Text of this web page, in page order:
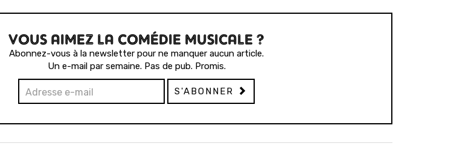
VOUS AIMEZ LA COMÉDIE MUSICALE ?
Abonnez-vous à la newsletter pour ne manquer aucun article.
Un e-mail par semaine. Pas de pub. Promis.
S'ABONNER